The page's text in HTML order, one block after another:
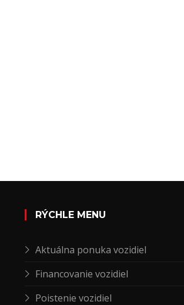
RÝCHLE MENU
Aktuálna ponuka vozidiel
Financovanie vozidiel
Poistenie vozidiel